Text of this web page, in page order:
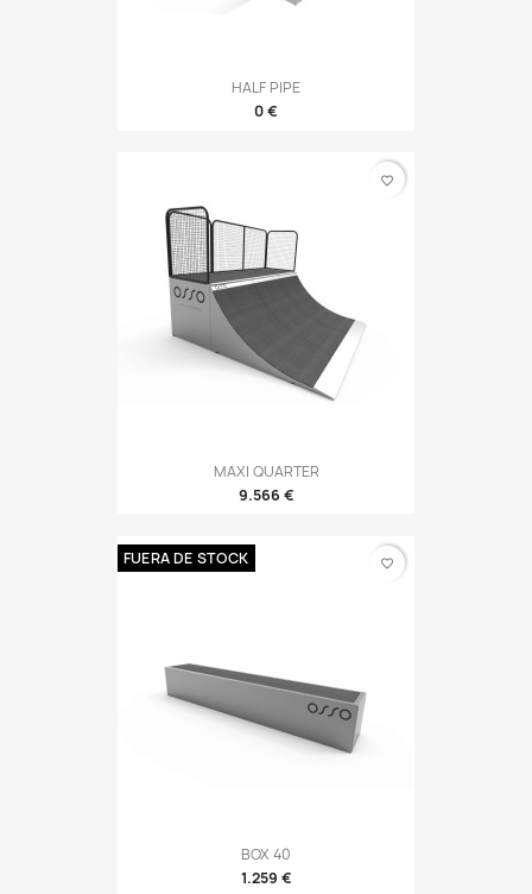
HALF PIPE
0 €
MAXI QUARTER
9.566 €
favorite_border
BOX 40
1.259 €
FUERA DE STOCK favorite_border